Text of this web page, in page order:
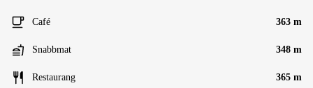
Café 363 m
Snabbmat 348 m
Restaurang 365 m